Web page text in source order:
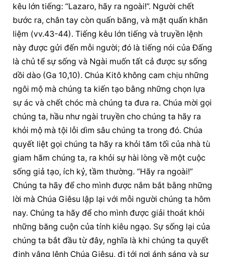
kêu lớn tiếng: “Lazaro, hãy ra ngoài!”. Người chết
bước ra, chân tay còn quấn băng, và mặt quấn khăn
liệm (vv.43-44). Tiếng kêu lớn tiếng và truyền lệnh
này được gửi đến mỗi người; đó là tiếng nói của Đấng
là chủ tể sự sống và Ngài muốn tất cả được sự sống
dồi dào (Ga 10,10). Chúa Kitô không cam chịu những
ngôi mộ mà chúng ta kiến tạo bằng những chọn lựa
sự ác và chết chóc mà chúng ta đưa ra. Chúa mời gọi
chúng ta, hầu như ngài truyền cho chúng ta hãy ra
khỏi mộ mà tội lỗi dìm sâu chúng ta trong đó. Chúa
quyết liệt gọi chúng ta hãy ra khỏi tăm tối của nhà tù
giam hãm chúng ta, ra khỏi sự hài lòng về một cuộc
sống giả tạo, ích kỷ, tầm thường. “Hãy ra ngoài!”
Chúng ta hãy để cho mình được nắm bắt bằng những
lời mà Chúa Giêsu lập lại với mỗi người chúng ta hôm
nay. Chúng ta hãy để cho mình được giải thoát khỏi
những băng cuộn của tính kiêu ngạo. Sự sống lại của
chúng ta bắt đầu từ đây, nghĩa là khi chúng ta quyết
định vâng lệnh Chúa Giêsu, đi tới nơi ánh sáng và sự